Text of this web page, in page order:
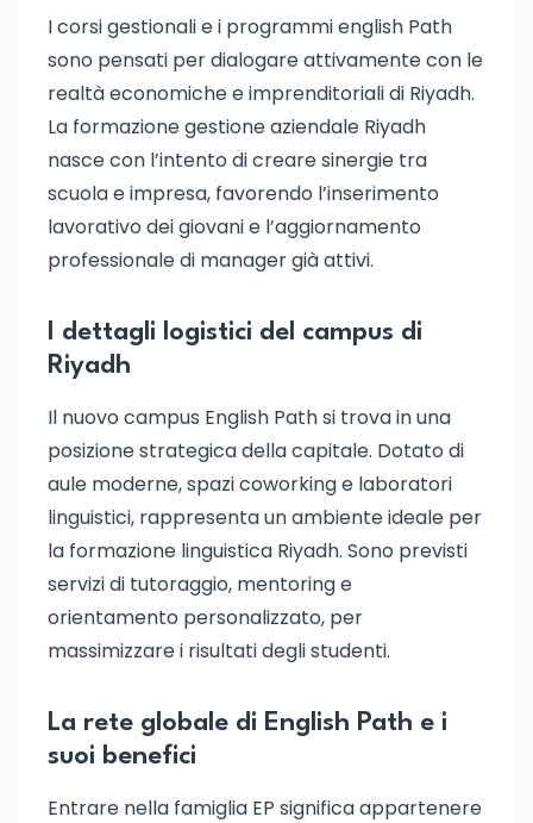
I corsi gestionali e i programmi english Path
sono pensati per dialogare attivamente con le
realtà economiche e imprenditoriali di Riyadh.
La formazione gestione aziendale Riyadh
nasce con l’intento di creare sinergie tra
scuola e impresa, favorendo l’inserimento
lavorativo dei giovani e l’aggiornamento
professionale di manager già attivi.
I dettagli logistici del campus di
Riyadh
Il nuovo campus English Path si trova in una
posizione strategica della capitale. Dotato di
aule moderne, spazi coworking e laboratori
linguistici, rappresenta un ambiente ideale per
la formazione linguistica Riyadh. Sono previsti
servizi di tutoraggio, mentoring e
orientamento personalizzato, per
massimizzare i risultati degli studenti.
La rete globale di English Path e i
suoi benefici
Entrare nella famiglia EP significa appartenere